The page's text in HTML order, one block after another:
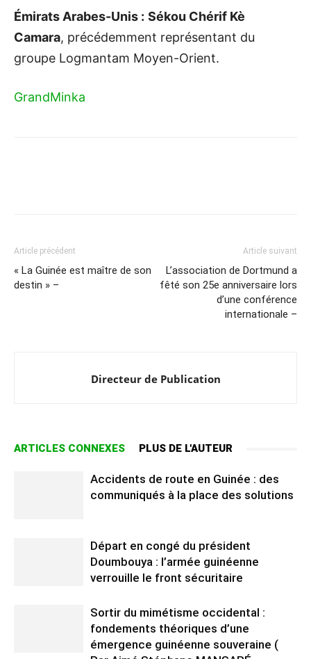
Émirats Arabes-Unis : Sékou Chérif Kè
Camara, précédemment représentant du
groupe Logmantam Moyen-Orient.
GrandMinka
Article précédent
« La Guinée est maître de son
destin » –
Article suivant
L’association de Dortmund a
fêté son 25e anniversaire lors
d’une conférence
internationale –
Directeur de Publication
ARTICLES CONNEXES PLUS DE L'AUTEUR
Accidents de route en Guinée : des
communiqués à la place des solutions
Départ en congé du président
Doumbouya : l’armée guinéenne
verrouille le front sécuritaire
Sortir du mimétisme occidental :
fondements théoriques d’une
émergence guinéenne souveraine (